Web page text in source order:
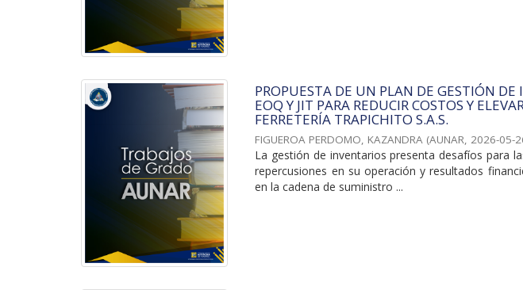
PROPUESTA DE UN PLAN DE GESTIÓN
EOQ Y JIT PARA REDUCIR COSTOS Y
FERRETERÍA TRAPICHITO S.A.S.
FIGUEROA PERDOMO, KAZANDRA (AUNAR, 2026-05-
La gestión de inventarios presenta desafíos para
repercusiones en su operación y resultados
en la cadena de suministro ...